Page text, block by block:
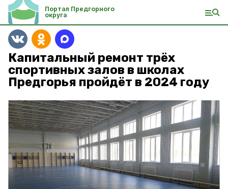
Портал Предгорного
округа
Капитальный ремонт трёх
спортивных залов в школах
Предгорья пройдёт в 2024 году